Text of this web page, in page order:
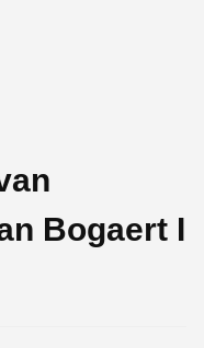
Bogaert I